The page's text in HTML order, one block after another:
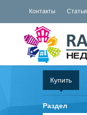
Контакты Статьи
Купить
Раздел